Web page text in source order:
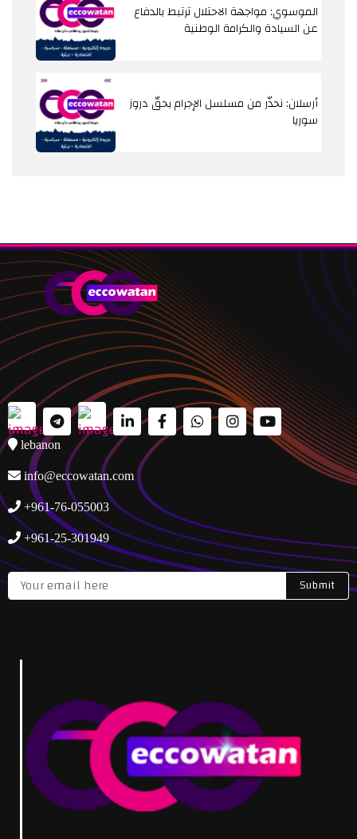
الموسوي: مواجهة الاحتلال ترتبط بالدفاع
عن السيادة والكرامة الوطنية
أرسلان: نحذّر من مسلسل الإجرام بحقّ دروز
سوريا
lebanon
info@eccowatan.com
+961-76-055003
+961-25-301949
Submit